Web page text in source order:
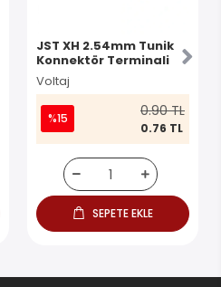
JST XH 2.54mm Tunik
Konnektör Terminali
Voltaj
%15 0.90 TL
0.76 TL
SEPETE EKLE